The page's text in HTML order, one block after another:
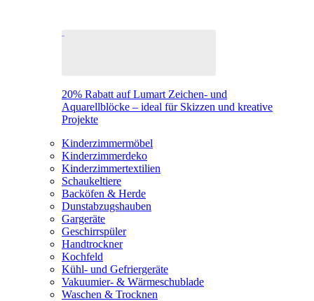
20% Rabatt auf Lumart Zeichen- und
Aquarellblöcke – ideal für Skizzen und kreative
Projekte
Kinderzimmermöbel
Kinderzimmerdeko
Kinderzimmertextilien
Schaukeltiere
Backöfen & Herde
Dunstabzugshauben
Gargeräte
Geschirrspüler
Handtrockner
Kochfeld
Kühl- und Gefriergeräte
Vakuumier- & Wärmeschublade
Waschen & Trocknen